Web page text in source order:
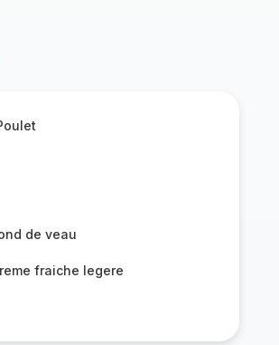
de veau
fraiche legere